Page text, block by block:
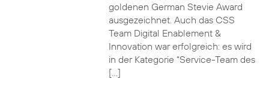
goldenen German Stevie Award
ausgezeichnet. Auch das CSS
Team Digital Enablement &
Innovation war erfolgreich: es wird
in der Kategorie “Service-Team des
[…]